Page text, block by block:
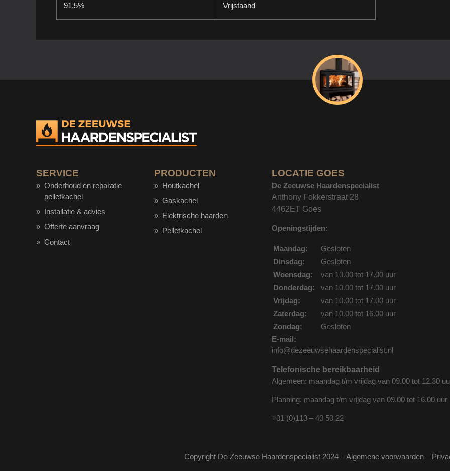
91,5%
Vrijstaand
SERVICE
Onderhoud en reparatie
pelletkachel
Installatie & advies
Offerte aanvraag
Contact
PRODUCTEN
Houtkachel
Gaskachel
Elektrische haarden
Pelletkachel
LOCATIE GOES
De Zeeuwse Haardenspecialist
Anthony Fokkerstraat 28
4462ET Goes
Openingstijden:
Maandag:
Gesloten
Dinsdag:
Gesloten
Woensdag:
van 10.00 tot 17.00 uur
Donderdag:
van 10.00 tot 17.00 uur
Vrijdag:
van 10.00 tot 17.00 uur
Zaterdag:
van 10.00 tot 16.00 uur
Zondag:
Gesloten
E-mail:
info@dezeeuwsehaardenspecialist.nl
Telefonische bereikbaarheid
Algemeen: maandag t/m vrijdag van 09.00 tot 12.30
Planning: maandag t/m vrijdag van 09.00 tot 16.00 uur
+31 (0)113 – 40 50 22
Copyright De Zeeuwse Haardenspecialist 2024 –Algemene voorwaarden–